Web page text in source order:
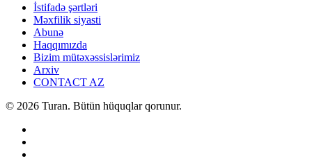
İstifadə şərtləri
Məxfilik siyasti
Abunə
Haqqımızda
Bizim mütəxəssislərimiz
Arxiv
CONTACT AZ
© 2026 Turan. Bütün hüquqlar qorunur.